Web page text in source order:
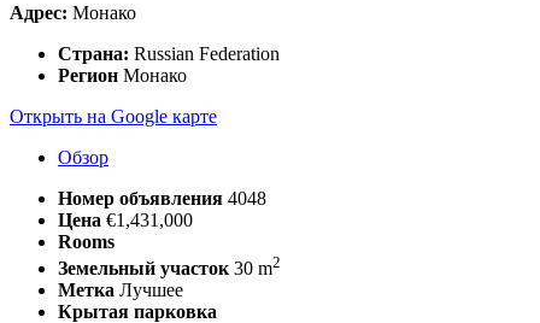
Адрес: Монако
Страна: Russian Federation
Регион Монако
Открыть на Google карте
Обзор
Номер объявления 4048
Цена €1,431,000
Rooms
Земельный участок 30 m2
Метка Лучшее
Крытая парковка